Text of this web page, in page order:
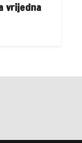
vrijedna